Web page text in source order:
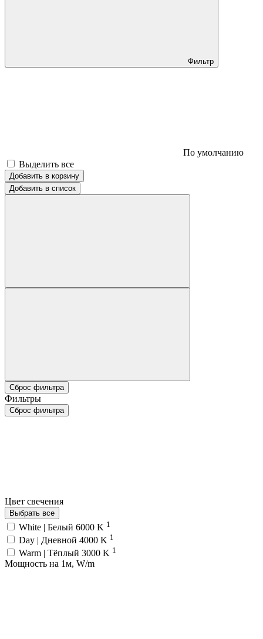
Фильтр
По умолчанию
Выделить все
Добавить в корзину
Добавить в список
Сброс фильтра
Фильтры
Сброс фильтра
Цвет свечения
Выбрать все
White | Белый 6000 K 1
Day | Дневной 4000 K 1
Warm | Тёплый 3000 K 1
Мощность на 1м, W/m